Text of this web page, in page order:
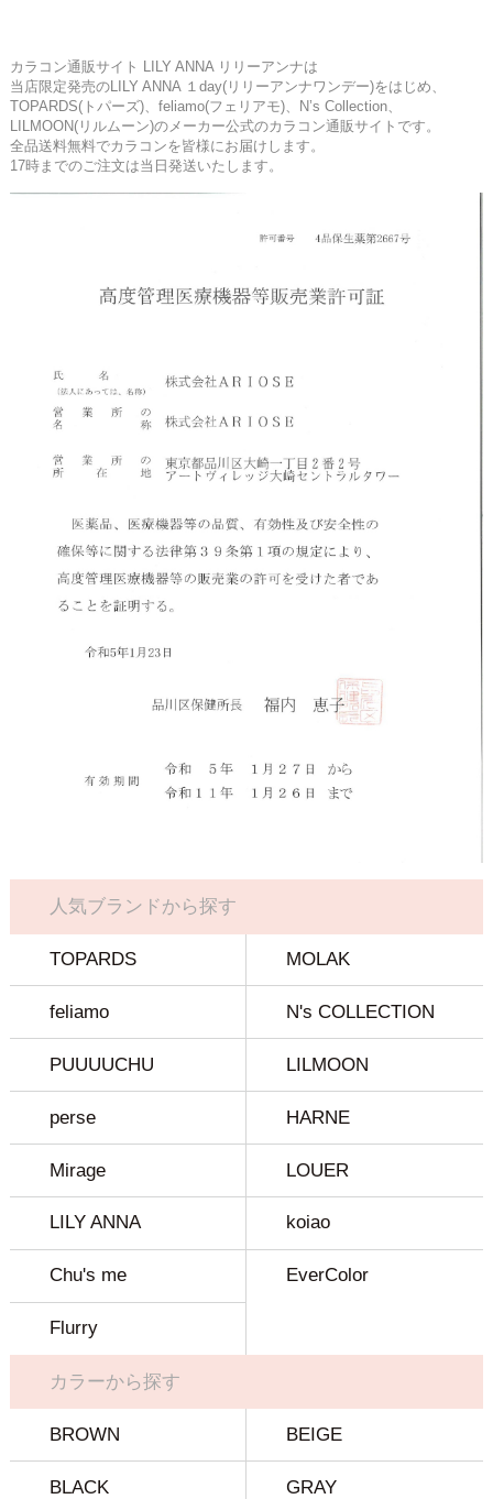
カラコン通販サイト LILY ANNA リリーアンナは
当店限定発売のLILY ANNA １day(リリーアンナワンデー)をはじめ、
TOPARDS(トパーズ)、feliamo(フェリアモ)、N’s Collection、
LILMOON(リルムーン)のメーカー公式のカラコン通販サイトです。
全品送料無料でカラコンを皆様にお届けします。
17時までのご注文は当日発送いたします。
人気ブランドから探す
TOPARDS MOLAK
feliamo N's COLLECTION
PUUUUCHU LILMOON
perse HARNE
Mirage LOUER
LILY ANNA koiao
Chu's me EverColor
Flurry
カラーから探す
BROWN BEIGE
BLACK GRAY